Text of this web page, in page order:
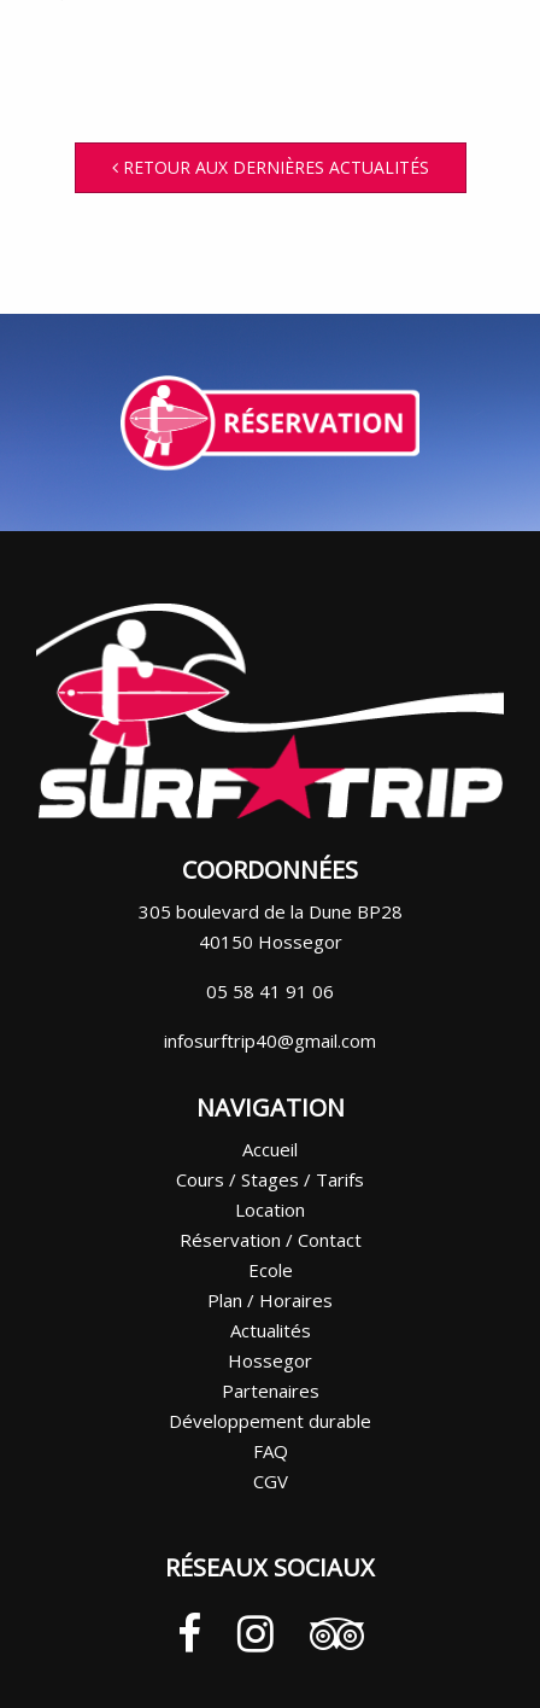
RETOUR AUX DERNIÈRES ACTUALITÉS
COORDONNÉES
305 boulevard de la Dune BP28
40150 Hossegor
05 58 41 91 06
infosurftrip40@gmail.com
NAVIGATION
Accueil
Cours / Stages / Tarifs
Location
Réservation / Contact
Ecole
Plan / Horaires
Actualités
Hossegor
Partenaires
Développement durable
FAQ
CGV
RÉSEAUX SOCIAUX